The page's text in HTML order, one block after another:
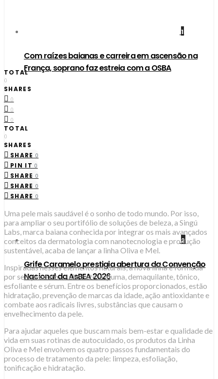
1
Com raízes baianas e carreira em ascensão na
França, soprano faz estreia com a OSBA
2
Grife Caramelo prestigia abertura da Convenção
Nacional da AsBEA 2026
TOTAL
0
SHARES
0
0
0
TOTAL
0
SHARES
SHARE 0
PIN IT 0
SHARE 0
SHARE 0
SHARE 0
Uma pele mais saudável é o sonho de todo mundo. Por isso,
para ampliar o seu portifólio de soluções de beleza, a Singú
Labs, marca baiana conhecida por integrar os mais avançados
conceitos da dermatologia com nanotecnologia e produção
sustentável, acaba de lançar a linha Oliva e Mel.
Inspiradas nesses elementos naturais, a nova linha é formada
por seis produtos: sabonete, espuma, demaquilante, tônico,
esfoliante e sérum. Entre os benefícios proporcionados, estão
hidratação, prevenção de marcas da idade, ação antioxidante e
combate aos radicais livres, substâncias que causam o
envelhecimento da pele.
Para ajudar aqueles que buscam mais bem-estar e qualidade de
vida em suas rotinas de autocuidado, os produtos da Linha
Oliva e Mel envolvem os quatro passos fundamentais do
processo de tratamento da pele: limpeza, esfoliação,
tonificação e hidratação.